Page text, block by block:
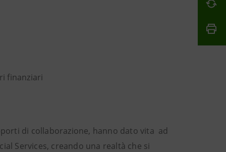
finanziari
di collaborazione, hanno dato vita ad
Services, creando una realtà che si